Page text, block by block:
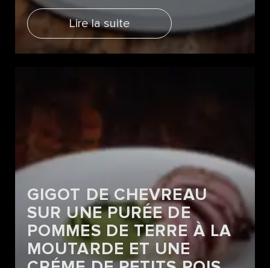
Lire la suite
GIGOT DE CHEVREAU
SUR UNE PURÉE DE
POMMES DE TERRE À LA
MOUTARDE ET UNE